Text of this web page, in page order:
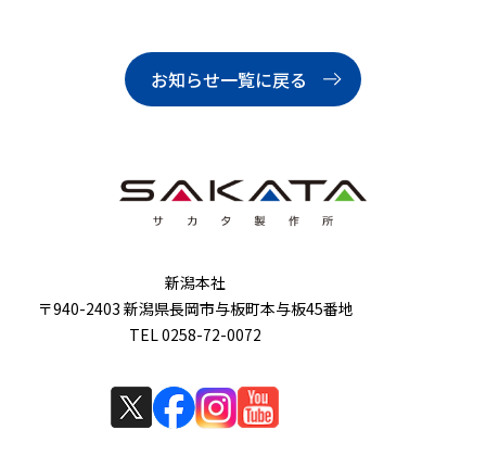
お知らせ一覧に戻る
新潟本社
〒940-2403 新潟県長岡市与板町本与板45番地
TEL 0258-72-0072